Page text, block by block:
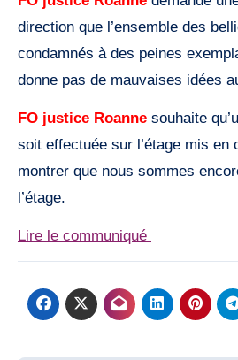
direction que l’ensemble des
condamnés à des peines
donne pas de mauvaises idées
FO justice Roanne souhaite
soit effectuée sur l’étage mis en
montrer que nous sommes
l’étage.
Lire le communiqué